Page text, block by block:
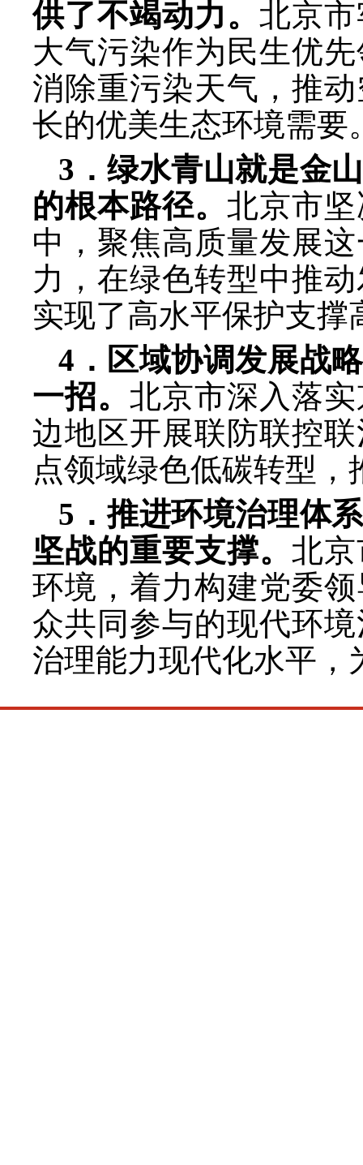
供了不竭动力。北京
大气污染作为民生优
消除重污染天气，推
长的优美生态环境需要
3．绿水青山就是金
的根本路径。北京市
中，聚焦高质量发展
力，在绿色转型中推
实现了高水平保护支撑
4．区域协调发展战
一招。北京市深入落
边地区开展联防联控
点领域绿色低碳转型
5．推进环境治理体
坚战的重要支撑。北
环境，着力构建党委
众共同参与的现代环
治理能力现代化水平，